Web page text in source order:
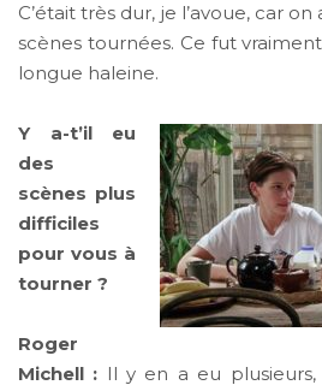
C’était très dur, je l’avoue, car
scènes tournées. Ce fut
longue haleine.
Y a-t’il eu
des
scènes plus
difficiles
pour vous à
tourner ?
Roger
Michell : Il y en a eu